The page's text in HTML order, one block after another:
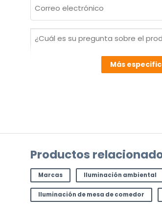
electrónico
¿Cuál
Más
Productos
Marcas Iluminación ambiental
Iluminación de mesa de comedor